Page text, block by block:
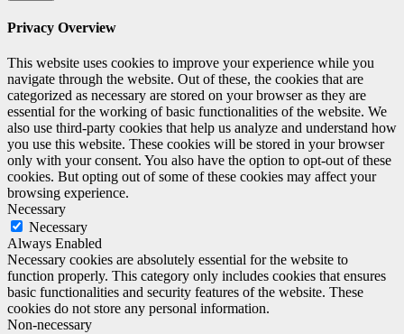
Privacy Overview
This website uses cookies to improve your experience while you
navigate through the website. Out of these, the cookies that are
categorized as necessary are stored on your browser as they are
essential for the working of basic functionalities of the website. We
also use third-party cookies that help us analyze and understand how
you use this website. These cookies will be stored in your browser
only with your consent. You also have the option to opt-out of these
cookies. But opting out of some of these cookies may affect your
browsing experience.
Necessary
Necessary
Always Enabled
Necessary cookies are absolutely essential for the website to
function properly. This category only includes cookies that ensures
basic functionalities and security features of the website. These
cookies do not store any personal information.
Non-necessary